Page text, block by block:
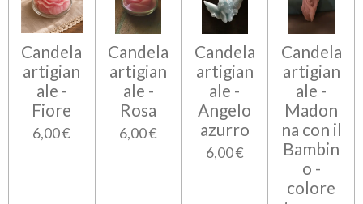
Candela
artigian
ale -
Fiore
6,00 €
Candela
artigian
ale -
Rosa
6,00 €
Candela
artigian
ale -
Angelo
azurro
6,00 €
Candela
artigian
ale -
Madon
na con il
Bambin
o -
colore